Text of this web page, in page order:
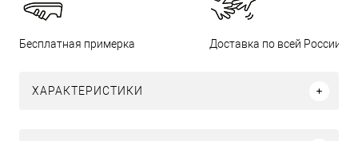
Бесплатная примерка Доставка по всей России
ХАРАКТЕРИСТИКИ